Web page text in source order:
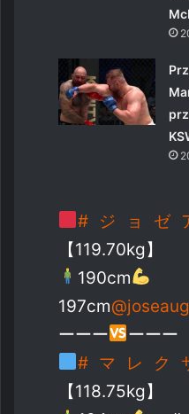
#ジョゼ
【119.70kg】
190cm
197cm
ーーー
ーーー
#マレク
【118.75kg】